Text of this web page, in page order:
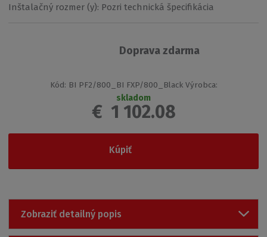
Inštalačný rozmer (y): Pozri technická špecifikácia
Doprava zdarma
Kód: BI PF2/800_BI FXP/800_Black Výrobca:
€ 1 102.08
skladom
Kúpiť
Zobraziť detailný popis